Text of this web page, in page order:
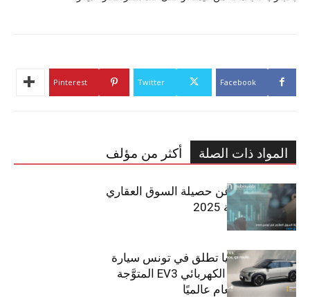
Facebook
Twitter
Pinterest
المواد ذات الصلة أكثر من مؤلف
مبوب تكشف عن حصيلة السوق العقاري
في تونس لسنة 2025
سيتي كارز – كيا تطلق في تونس سيارة
الـدفع الرباعي الكهربائي EV3 المتوَّجة
بلقب سيارة العام عالميًا